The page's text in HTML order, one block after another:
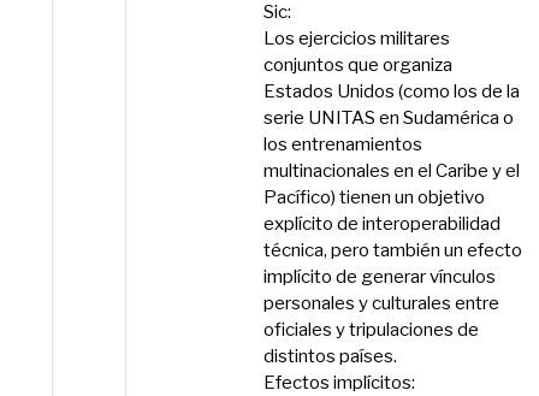
Sic:
Los ejercicios militares
conjuntos que organiza
Estados Unidos (como los de la
serie UNITAS en Sudamérica o
los entrenamientos
multinacionales en el Caribe y el
Pacífico) tienen un objetivo
explícito de interoperabilidad
técnica, pero también un efecto
implícito de generar vínculos
personales y culturales entre
oficiales y tripulaciones de
distintos países.
Efectos implícitos: